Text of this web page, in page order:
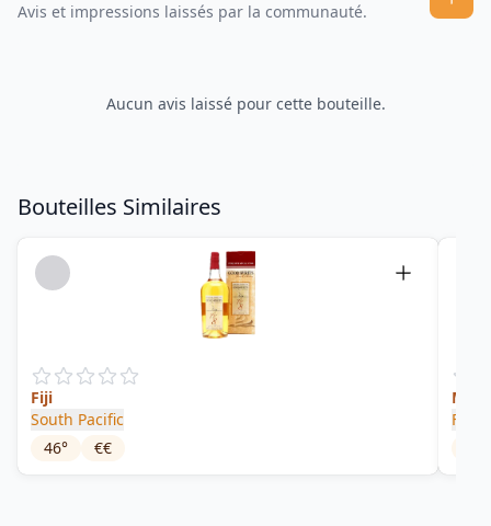
Avis et impressions laissés par la communauté.
Aucun avis laissé pour cette bouteille.
Bouteilles Similaires
Fiji
South Pacific
46° €€
Fiji